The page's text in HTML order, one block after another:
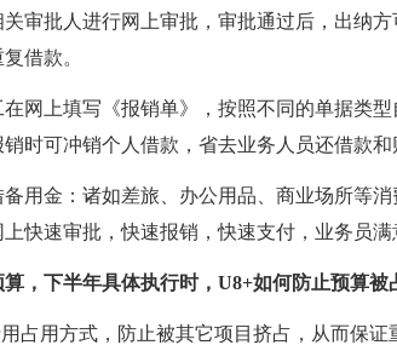
审批人进行网上审批，审批通过后，出纳
借款。
上填写《报销单》，按照不同的单据类型
时可冲销个人借款，省去业务人员还借款和
金：诸如差旅、办公用品、商业场所等消
快速审批，快速报销，快速支付，业务员满
下半年具体执行时，U8+如何防止预算被
用方式，防止被其它项目挤占，从而保证